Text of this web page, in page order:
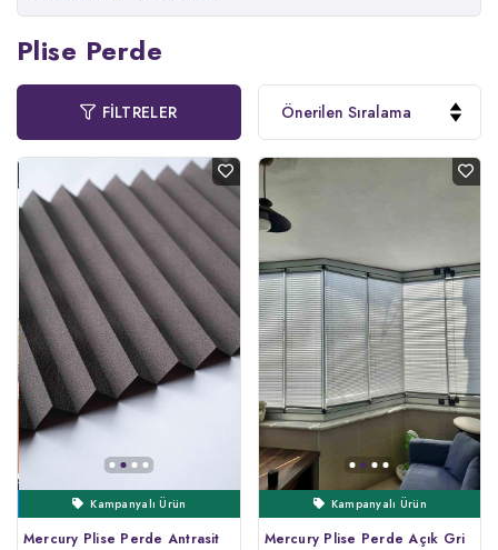
Plise Perde
FİLTRELER
Ertesi Gün Kargo
Mercury Plise Perde Antrasit
Kampanyalı Ürün Ertesi Gün Kargo
Mercury Plise Perde Açık Gri